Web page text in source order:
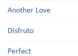
Another Love
Disfruto
Perfect